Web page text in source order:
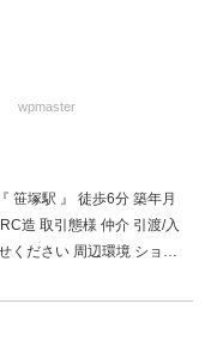
wpmaster
塚駅 』 徒歩6分 築年月
造 取引態様 仲介 引渡/入
ください 周辺環境 ショ…